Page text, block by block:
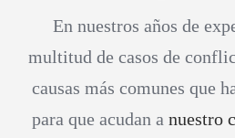
En nuestros años de
multitud de casos de
causas más comunes que
para que acudan a nuestro